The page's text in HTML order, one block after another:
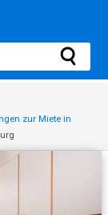
zur Miete in